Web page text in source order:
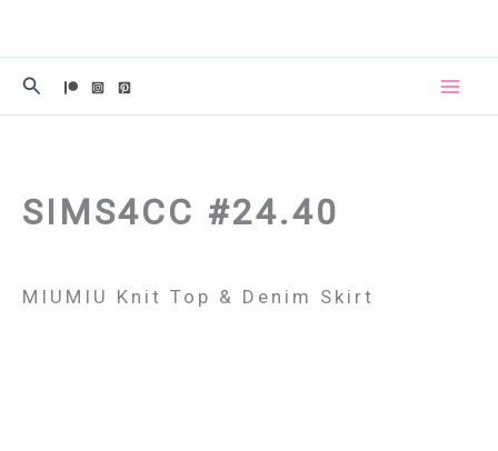
검
색
SIMS4CC #24.40
MIUMIU Knit Top & Denim Skirt